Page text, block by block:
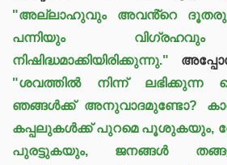
"അല്ലാഹുവും അവൻ്റെ
പന്നിയും വിഗ്രഹവും
നിഷിദ്ധമാക്കിയിരിക്കുന്നു."
"ശവത്തിൽ നിന്ന് ലഭിക്കുന്ന
ഞങ്ങൾക്ക് അനുവാദമുണ്ടോ?
കപ്പലുകൾക്ക് പുറമെ പൂശുകയും,
പുരട്ടുകയും, ജനങ്ങൾ